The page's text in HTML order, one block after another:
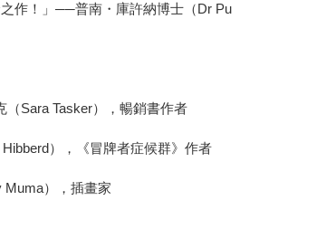
作！」──普南・庫許納博士（Dr Pu
Sara Tasker），暢銷書作者
），《冒牌者症候群》作者
Muma），插畫家